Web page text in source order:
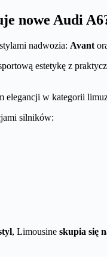
nowe Audi
nadwozia: Avant
estetykę z
elegancji w kategorii
silników:
, Limousine skupia się